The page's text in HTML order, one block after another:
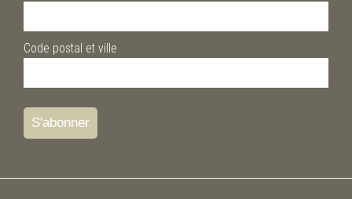
Code postal et ville